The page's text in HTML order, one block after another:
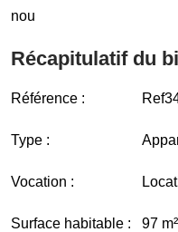
nou
Récapitulatif du
Référence :
Type :
Vocation :
Surface habitable : 97 m²